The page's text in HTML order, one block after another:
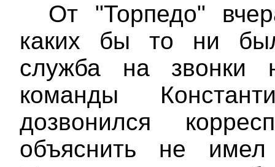
От "Торпедо"
каких бы то ни
служба на звонки
команды
дозвонился
объяснить не